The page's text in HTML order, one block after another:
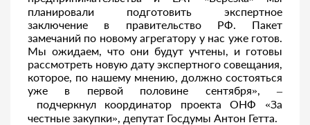
планировали подготовить экспертное
заключение в правительство РФ. Пакет
замечаний по новому агрегатору у нас уже готов.
Мы ожидаем, что они будут учтены, и готовы
рассмотреть новую дату экспертного совещания,
которое, по нашему мнению, должно состояться
уже в первой половине сентября», –
подчеркнул координатор проекта ОНФ «За
честные закупки», депутат Госдумы Антон Гетта.